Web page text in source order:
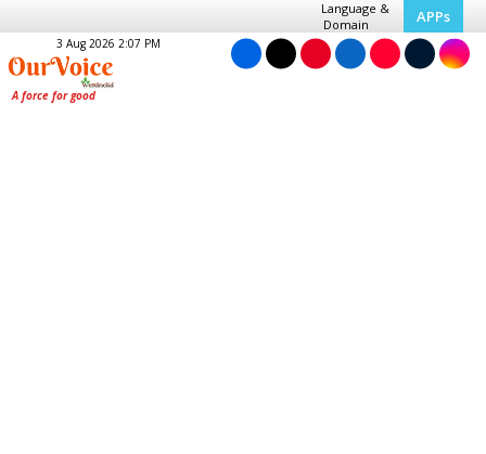
Language &
Domain
APPs
3 Aug 2026 2:07 PM